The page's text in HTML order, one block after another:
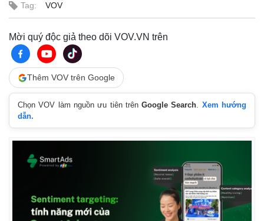
Pháp luật
Vụ án
Tin nóng
Tư vấn luật
Phân tích
Tag: VOV
Mời quý độc giả theo dõi VOV.VN trên
Thêm VOV trên Google
Chọn VOV làm nguồn ưu tiên trênGoogle Search. Xem hướng
dẫn.